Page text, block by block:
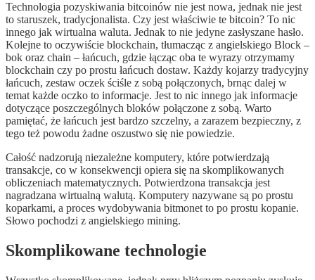
Technologia pozyskiwania bitcoinów nie jest nowa, jednak nie jest
to staruszek, tradycjonalista. Czy jest właściwie te bitcoin? To nic
innego jak wirtualna waluta. Jednak to nie jedyne zasłyszane hasło.
Kolejne to oczywiście blockchain, tłumacząc z angielskiego Block –
bok oraz chain – łańcuch, gdzie łącząc oba te wyrazy otrzymamy
blockchain czy po prostu łańcuch dostaw. Każdy kojarzy tradycyjny
łańcuch, zestaw oczek ściśle z sobą połączonych, brnąc dalej w
temat każde oczko to informacje. Jest to nic innego jak informacje
dotyczące poszczególnych bloków połączone z sobą. Warto
pamiętać, że łańcuch jest bardzo szczelny, a zarazem bezpieczny, z
tego też powodu żadne oszustwo się nie powiedzie.
Całość nadzorują niezależne komputery, które potwierdzają
transakcje, co w konsekwencji opiera się na skomplikowanych
obliczeniach matematycznych. Potwierdzona transakcja jest
nagradzana wirtualną walutą. Komputery nazywane są po prostu
koparkami, a proces wydobywania bitmonet to po prostu kopanie.
Słowo pochodzi z angielskiego mining.
Skomplikowane technologie